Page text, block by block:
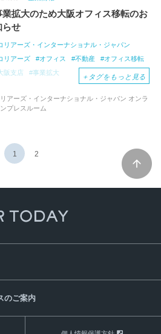
業拡大のため大阪オフィス移転のお
らせ
リアーズ・インターナショナル・ジャパン
リアーズ
オフィス 不動産
オフィス移転
阪支店
事業拡大
＋ タグをもっと見る
リアーズ・インターナショナル・ジャパン オンラ
プレスルーム
1 2
のご案内